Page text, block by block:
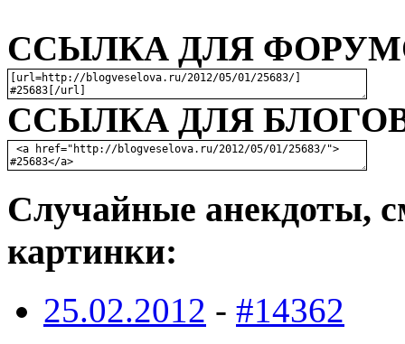
ССЫЛКА ДЛЯ
ССЫЛКА ДЛЯ БЛОГОВ
Случайные анекдоты,
картинки:
25.02.2012 - #14362